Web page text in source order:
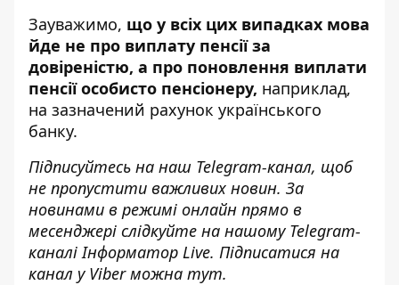
Зауважимо, що у всіх цих випадках мова
йде не про виплату пенсії за
довіреністю, а про поновлення виплати
пенсії особисто пенсіонеру, наприклад,
на зазначений рахунок українського
банку.
Підписуйтесь на наш Telegram-канал, щоб
не пропустити важливих новин. За
новинами в режимі онлайн прямо в
месенджері слідкуйте на нашому Telegram-
каналіІнформатор Live. Підписатися на
канал у Viber можна тут.